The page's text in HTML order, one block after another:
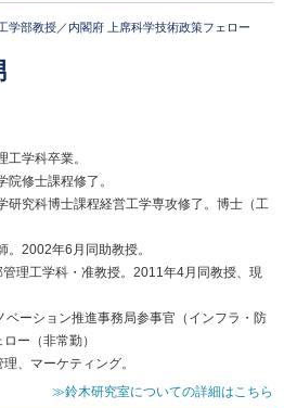
学部教授／内閣府 上席科学技術政策フェロー
学科卒業。
修士課程修了。
研究科博士課程経営工学専攻修了。博士（工
2002年6月同助教授。
理工学科・准教授。2011年4月同教授、現
ーション推進事務局参事官（インフラ・防
ー（非常勤）
、マーケティング。
≫鈴木研究室についての詳細はこちら